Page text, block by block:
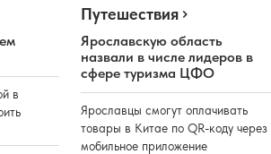
в
Путешествия
Ярославскую область
назвали в числе лидеров в
сфере туризма ЦФО
Ярославцы смогут оплачивать
товары в Китае по QR-коду через
мобильное приложение